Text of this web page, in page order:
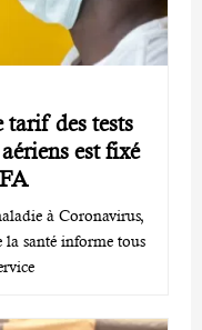
des tests
est fixé
à Coronavirus,
la santé informe tous